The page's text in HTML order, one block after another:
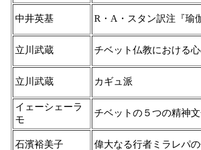
中井英基 R・A・スタン訳注『瑜
立川武蔵 チベット仏教における
立川武蔵 カギュ派
イェーシェーラ
モ
チベットの５つの精神
石濱裕美子 偉大なる行者ミラレパ